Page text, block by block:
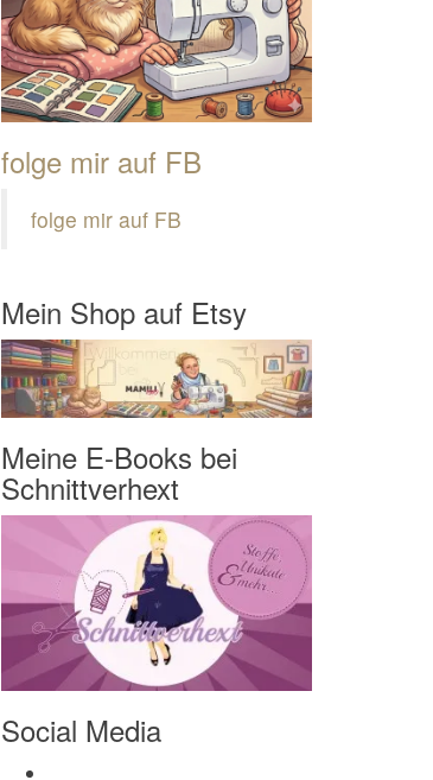
folge mir auf FB
folge mir auf FB
Mein Shop auf Etsy
Meine E-Books bei
Schnittverhext
Social Media